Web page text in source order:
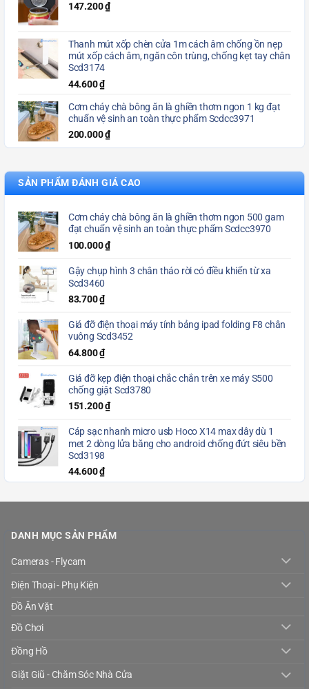
147.200₫
Thanh mút xốp chèn cửa 1m cách âm chống ồn nẹp
mút xốp cách âm, ngăn côn trùng, chống kẹt tay chân
Scd3174
44.600₫
Cơm cháy chà bông ăn là ghiền thơm ngon 1 kg đạt
chuẩn vệ sinh an toàn thực phẩm Scdcc3971
200.000₫
SẢN PHẨM ĐÁNH GIÁ CAO
Cơm cháy chà bông ăn là ghiền thơm ngon 500 gam
đạt chuẩn vệ sinh an toàn thực phẩm Scdcc3970
100.000₫
Gậy chụp hình 3 chân tháo rời có điều khiển từ xa
Scd3460
83.700₫
Giá đỡ điện thoại máy tính bảng ipad folding F8 chân
vuông Scd3452
64.800₫
Giá đỡ kẹp điện thoại chắc chắn trên xe máy S500
chống giật Scd3780
151.200₫
Cáp sạc nhanh micro usb Hoco X14 max dây dù 1
met 2 dòng lửa băng cho android chống đứt siêu bền
Scd3198
44.600₫
DANH MỤC SẢN PHẨM
Cameras - Flycam
Điện Thoại - Phụ Kiện
Đồ Ăn Vặt
Đồ Chơi
Đồng Hồ
Giặt Giũ - Chăm Sóc Nhà Cửa